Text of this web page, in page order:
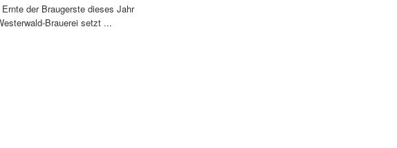
der Braugerste dieses Jahr
Brauerei setzt ...